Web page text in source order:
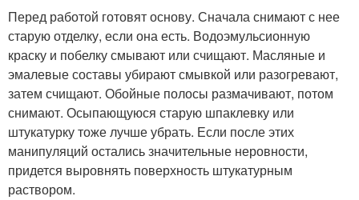
Перед работой готовят основу. Сначала снимают с нее
старую отделку, если она есть. Водоэмульсионную
краску и побелку смывают или счищают. Масляные и
эмалевые составы убирают смывкой или разогревают,
затем счищают. Обойные полосы размачивают, потом
снимают. Осыпающуюся старую шпаклевку или
штукатурку тоже лучше убрать. Если после этих
манипуляций остались значительные неровности,
придется выровнять поверхность штукатурным
раствором.